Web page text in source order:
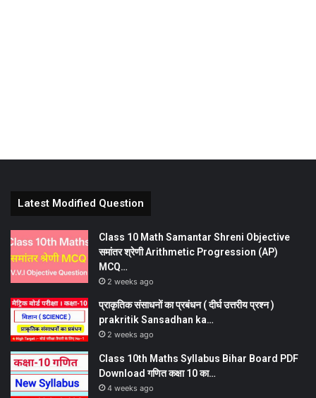
Latest Modified Question
Class 10 Math Samantar Shreni Objective
समांतर श्रेणी Arithmetic Progression (AP)
MCQ…
2 weeks ago
प्राकृतिक संसाधनों का प्रबंधन ( दीर्घ उत्तरीय प्रश्न )
prakritik Sansadhan ka…
2 weeks ago
Class 10th Maths Syllabus Bihar Board PDF
Download गणित कक्षा 10 का…
4 weeks ago